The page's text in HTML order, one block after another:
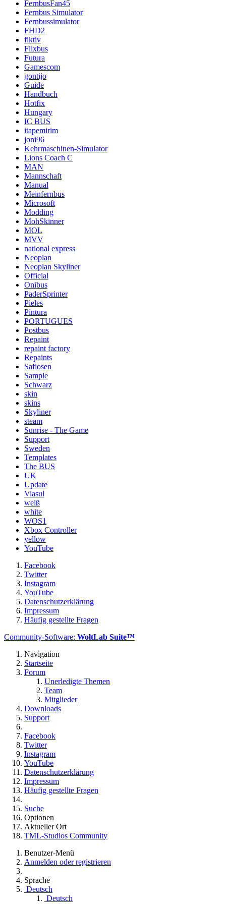
FernbusFan45
Fernbus Simulator
Fernbussimulator
FHD2
fiktiv
Flixbus
Futura
Gamescom
gontijo
Guide
Handbuch
Hotfix
Hungary
IC BUS
itapemirim
joni96
Kehrmaschinen-Simulator
Lions Coach C
MAN
Mannschaft
Manual
Meinfernbus
Microsoft
Modding
MohSkinner
MOL
MVV
national express
Neoplan
Neoplan Skyliner
Official
Onibus
PaderSprinter
Pieles
Pintura
PORTUGUES
Postbus
Repaint
repaint factory
Repaints
Saflosen
Sample
Schwarz
skin
skins
Skyliner
steam
Sunrise - The Game
Support
Sweden
Templates
The BUS
UK
Update
Viasul
weiß
white
WOS1
Xbox Controller
yellow
YouTube
Facebook
Twitter
Instagram
YouTube
Datenschutzerklärung
Impressum
Häufig gestellte Fragen
Community-Software: WoltLab Suite™
Navigation
Startseite
Forum
Unerledigte Themen
Team
Mitglieder
Downloads
Support
Facebook
Twitter
Instagram
YouTube
Datenschutzerklärung
Impressum
Häufig gestellte Fragen
Suche
Optionen
Aktueller Ort
TML-Studios Community
Benutzer-Menü
Anmelden oder registrieren
Sprache
Deutsch
Deutsch